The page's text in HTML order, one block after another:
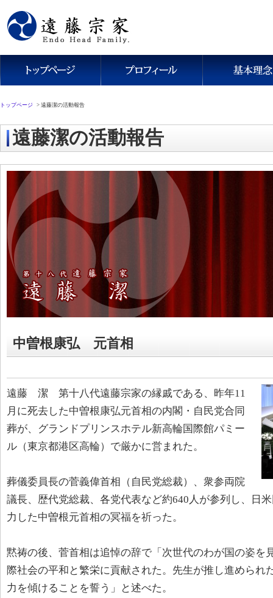
トップページ > 遠藤潔の活動報告
遠藤潔の活動報告
中曽根康弘 元首相
遠藤 潔 第十八代遠藤宗家の縁戚である、昨年11
月に死去した中曽根康弘元首相の内閣・自民党合同
葬が、グランドプリンスホテル新高輪国際館パミー
ル（東京都港区高輪）で厳かに営まれた。
葬儀委員長の菅義偉首相（自民党総裁）、衆参両院
議長、歴代党総裁、各党代表など約640人が参列し、日
力した中曽根元首相の冥福を祈った。
黙祷の後、菅首相は追悼の辞で「次世代のわが国の姿を
際社会の平和と繁栄に貢献された。先生が推し進められ
力を傾けることを誓う」と述べた。